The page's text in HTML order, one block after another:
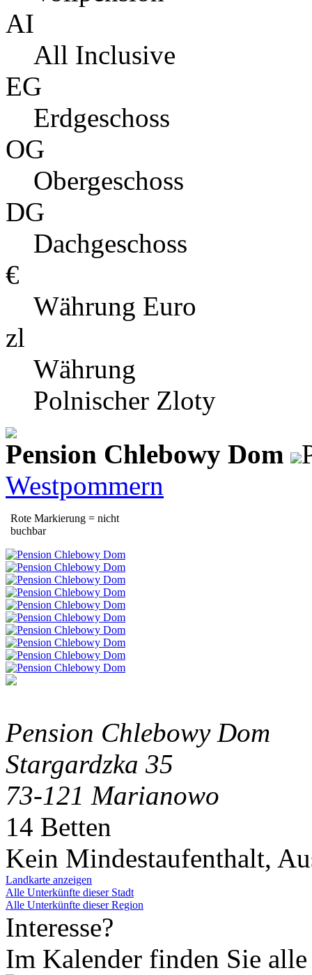
AI
All Inclusive
EG
Erdgeschoss
OG
Obergeschoss
DG
Dachgeschoss
€
Währung Euro
zl
Währung
Polnischer Zloty
Pension Chlebowy Dom
Westpommern
Rote Markierung = nicht
buchbar
Pension Chlebowy Dom
Stargardzka 35
73-121 Marianowo
14 Betten
Kein Mindestaufenthalt,
Landkarte anzeigen
Alle Unterkünfte dieser Stadt
Alle Unterkünfte dieser Region
Interesse?
Im Kalender finden Sie